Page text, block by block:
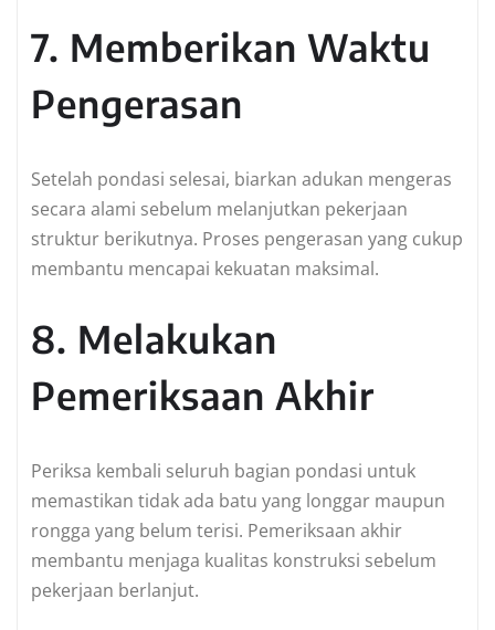
7. Memberikan Waktu
Pengerasan
Setelah pondasi selesai, biarkan adukan mengeras
secara alami sebelum melanjutkan pekerjaan
struktur berikutnya. Proses pengerasan yang cukup
membantu mencapai kekuatan maksimal.
8. Melakukan
Pemeriksaan Akhir
Periksa kembali seluruh bagian pondasi untuk
memastikan tidak ada batu yang longgar maupun
rongga yang belum terisi. Pemeriksaan akhir
membantu menjaga kualitas konstruksi sebelum
pekerjaan berlanjut.